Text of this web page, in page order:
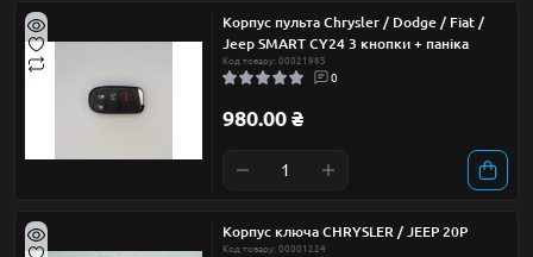
Корпус пульта Chrysler / Dodge / Fiat /
Jeep SMART CY24 3 кнопки + паніка
Код товару: 00021985
0
980.00 ₴
Корпус ключа CHRYSLER / JEEP 20P
Код товару: 00001224